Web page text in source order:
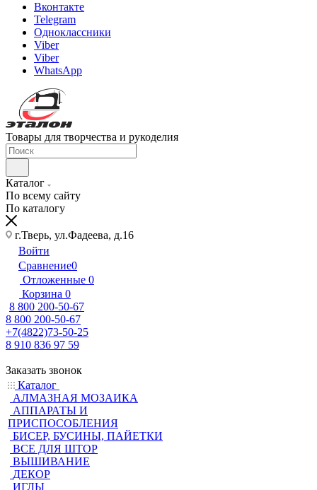
Вконтакте
Telegram
Одноклассники
Viber
Viber
WhatsApp
Товары для творчества и рукоделия
Каталог
По всему сайту
По каталогу
г.Тверь, ул.Фадеева, д.16
Войти
Сравнение0
Отложенные 0
Корзина 0
8 800 200-50-67
8 800 200-50-67
+7(4822)73-50-25
8 910 836 97 59
Заказать звонок
Каталог
АЛМАЗНАЯ МОЗАИКА
АППАРАТЫ И
ПРИСПОСОБЛЕНИЯ
БИСЕР, БУСИНЫ, ПАЙЕТКИ
ВСЕ ДЛЯ ШТОР
ВЫШИВАНИЕ
ДЕКОР
ИГЛЫ